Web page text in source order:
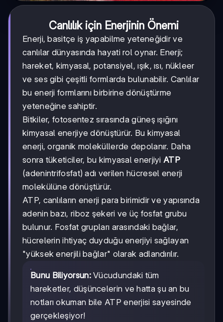
Canlılık için Enerjinin Önemi
Enerji, basitçe iş yapabilme yeteneğidir ve
canlılar dünyasında hayati rol oynar. Enerji;
hareket, kimyasal, potansiyel, ışık, ısı, nükleer
ve ses gibi çeşitli formlarda bulunabilir. Canlılar
bu enerji formlarını birbirine dönüştürme
yeteneğine sahiptir.
Bitkiler, fotosentez sırasında güneş ışığını
kimyasal enerjiye dönüştürür. Bu kimyasal
enerji, organik moleküllerde depolanır. Daha
sonra tüketiciler, bu kimyasal enerjiyi ATP
(adenintrifosfat) adı verilen hücresel enerji
molekülüne dönüştürür.
ATP, canlıların enerji para birimidir ve yapısında
adenin bazı, riboz şekeri ve üç fosfat grubu
bulunur. Fosfat grupları arasındaki bağlar,
hücrelerin ihtiyaç duyduğu enerjiyi sağlayan
"yüksek enerjili bağlar" olarak adlandırılır.
Bunu Biliyorsun:Vücudundaki tüm
hareketler, düşüncelerin ve hatta şu an bu
notları okuman bile ATP enerjisi sayesinde
gerçekleşiyor!